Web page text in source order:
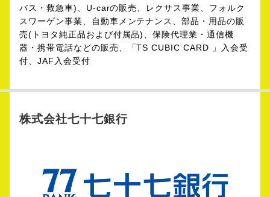
バス・救急車)、U-carの販売、レクサス事業、フォルク
スワーゲン事業、自動車メンテナンス、部品・用品の販
売(トヨタ純正品および付属品)、保険代理業・通信機
器・携帯電話などの販売、「TS CUBIC CARD 」入会受
付、JAF入会受付
株式会社七十七銀行